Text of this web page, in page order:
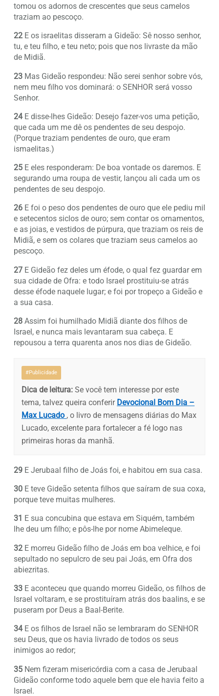
tomou os adornos de crescentes que seus camelos
traziam ao pescoço.
22 E os israelitas disseram a Gideão: Sê nosso senhor,
tu, e teu filho, e teu neto; pois que nos livraste da mão
de Midiã.
23 Mas Gideão respondeu: Não serei senhor sobre vós,
nem meu filho vos dominará: o SENHOR será vosso
Senhor.
24E disse-lhes Gideão: Desejo fazer-vos uma petição,
que cada um me dê os pendentes de seu despojo.
(Porque traziam pendentes de ouro, que eram
ismaelitas.)
25 E eles responderam: De boa vontade os daremos. E
segurando uma roupa de vestir, lançou ali cada um os
pendentes de seu despojo.
26 E foi o peso dos pendentes de ouro que ele pediu mil
e setecentos siclos de ouro; sem contar os ornamentos,
e as joias, e vestidos de púrpura, que traziam os reis de
Midiã, e sem os colares que traziam seus camelos ao
pescoço.
27 E Gideão fez deles um éfode, o qual fez guardar em
sua cidade de Ofra: e todo Israel prostituiu-se atrás
desse éfode naquele lugar; e foi por tropeço a Gideão e
a sua casa.
28 Assim foi humilhado Midiã diante dos filhos de
Israel, e nunca mais levantaram sua cabeça. E
repousou a terra quarenta anos nos dias de Gideão.
#Publicidade
Dica de leitura: Se você tem interesse por este
tema, talvez queira conferir Devocional Bom Dia –
Max Lucado , o livro de mensagens diárias do Max
Lucado, excelente para fortalecer a fé logo nas
primeiras horas da manhã.
29 E Jerubaal filho de Joás foi, e habitou em sua casa.
30 E teve Gideão setenta filhos que saíram de sua coxa,
porque teve muitas mulheres.
31 E sua concubina que estava em Siquém, também
lhe deu um filho; e pôs-lhe por nome Abimeleque.
32 E morreu Gideão filho de Joás em boa velhice, e foi
sepultado no sepulcro de seu pai Joás, em Ofra dos
abiezritas.
33 E aconteceu que quando morreu Gideão, os filhos de
Israel voltaram, e se prostituíram atrás dos baalins, e se
puseram por Deus a Baal-Berite.
34E os filhos de Israel não se lembraram do SENHOR
seu Deus, que os havia livrado de todos os seus
inimigos ao redor;
35 Nem fizeram misericórdia com a casa de Jerubaal
Gideão conforme todo aquele bem que ele havia feito a
Israel.